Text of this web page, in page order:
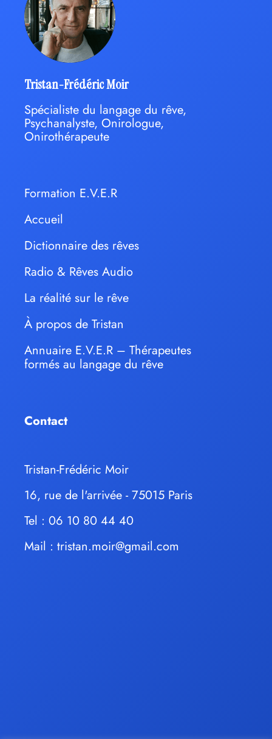
Tristan-Frédéric Moir
Spécialiste du langage du rêve,
Psychanalyste, Onirologue,
Onirothérapeute
Formation E.V.E.R
Accueil
Dictionnaire des rêves
Radio & Rêves Audio
La réalité sur le rêve
À propos de Tristan
Annuaire E.V.E.R – Thérapeutes
formés au langage du rêve
Contact
Tristan-Frédéric Moir
16, rue de l'arrivée - 75015 Paris
Tel : 06 10 80 44 40
Mail : tristan.moir@gmail.com